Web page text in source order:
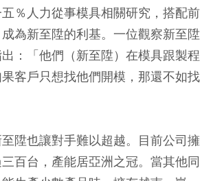
％人力從事模具相關研究，搭配前
為新至陞的利基。一位觀察新至陞
：「他們（新至陞）在模具跟製程
客戶只想找他們開模，那還不如找
陞也讓對手難以超越。目前公司擁
百台，產能居亞洲之冠。當其他同